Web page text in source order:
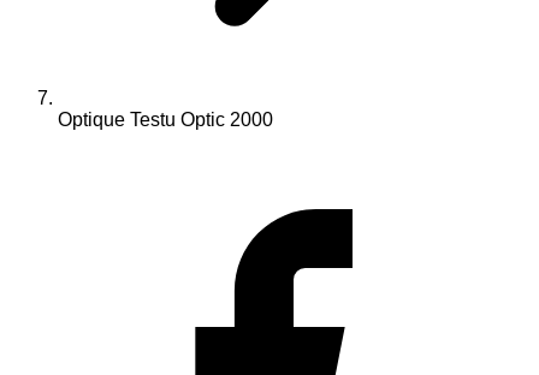
Optique Testu Optic 2000